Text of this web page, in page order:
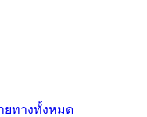
ยทางทั้งหมด